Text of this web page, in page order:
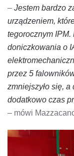
– Jestem bardzo
urządzeniem,
tegorocznym
doniczkowania o
przez 5
zmniejszyło się, a
dodatkowo czas
– mówi